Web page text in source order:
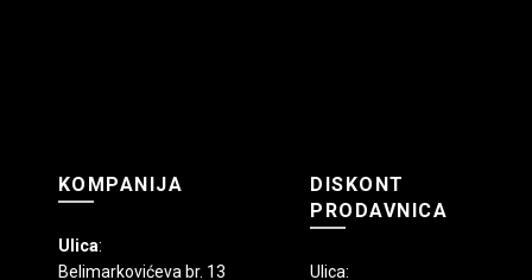
KOMPANIJA
Ulica:
Belimarkovićeva br. 13
DISKONT
PRODAVNICA
Ulica: